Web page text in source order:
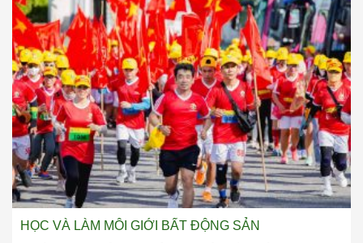
HỌC VÀ LÀM MÔI GIỚI BẤT ĐỘNG SẢN